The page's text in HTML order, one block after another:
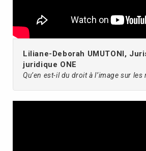
Liliane-Deborah UMUTONI,
juridique ONE
Qu’en est-il du droit à l’image sur